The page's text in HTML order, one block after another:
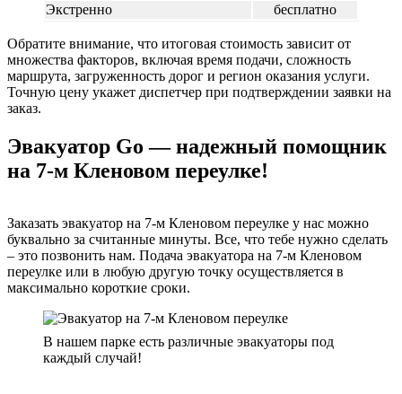
Экстренно бесплатно
Обратите внимание, что итоговая стоимость зависит от
множества факторов, включая время подачи, сложность
маршрута, загруженность дорог и регион оказания услуги.
Точную цену укажет диспетчер при подтверждении заявки на
заказ.
Эвакуатор Go — надежный помощник
на 7-м Кленовом переулке!
Заказать эвакуатор на 7-м Кленовом переулке у нас можно
буквально за считанные минуты. Все, что тебе нужно сделать
– это позвонить нам. Подача эвакуатора на 7-м Кленовом
переулке или в любую другую точку осуществляется в
максимально короткие сроки.
В нашем парке есть различные эвакуаторы под
каждый случай!